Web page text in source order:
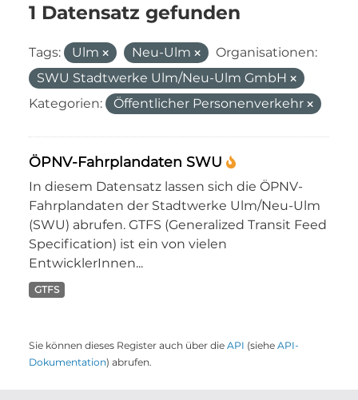
1 Datensatz gefunden
Tags: Ulm Neu-Ulm
Organisationen:
SWU Stadtwerke Ulm/Neu-Ulm GmbH
Kategorien:
Öffentlicher Personenverkehr
ÖPNV-Fahrplandaten SWU
In diesem Datensatz lassen sich die ÖPNV-
Fahrplandaten der Stadtwerke Ulm/Neu-Ulm
(SWU) abrufen. GTFS (Generalized Transit Feed
Specification) ist ein von vielen
EntwicklerInnen...
GTFS
Sie können dieses Register auch über die API (siehe API-
Dokumentation) abrufen.